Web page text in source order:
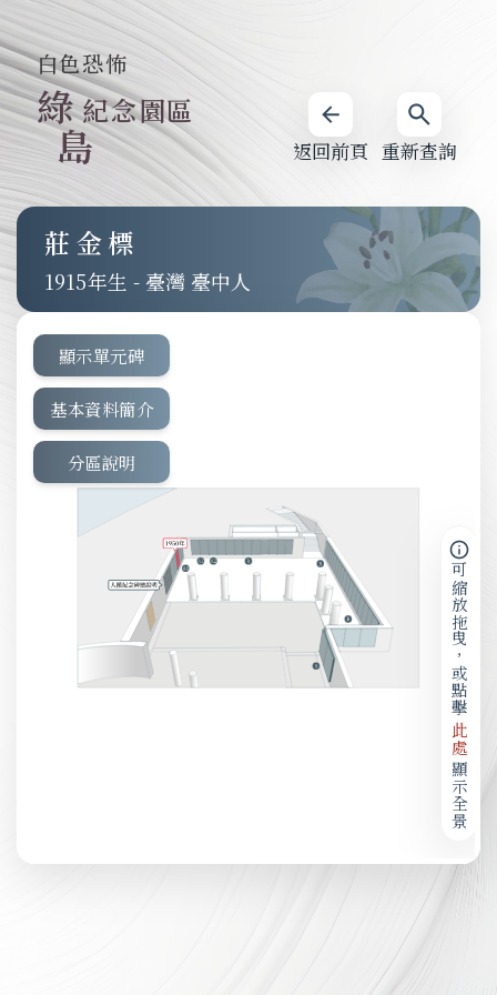
重新查詢
返回前頁
白色恐怖
綠
島
紀念園區
莊金標
1915 - 臺灣 臺中人
顯示單元碑
基本資料簡介
分區說明
可縮放拖曳，或點擊
此處
顯示全景